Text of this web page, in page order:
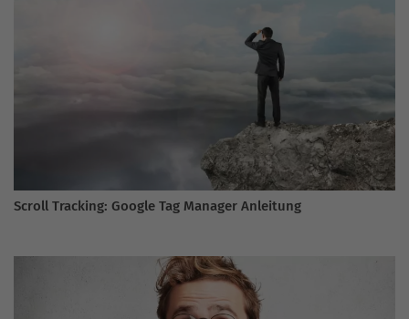
Scroll Tracking: Google Tag Manager Anleitung